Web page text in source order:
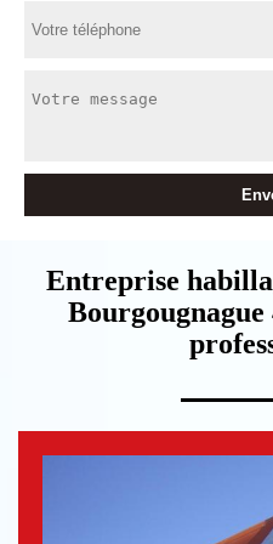
Entreprise